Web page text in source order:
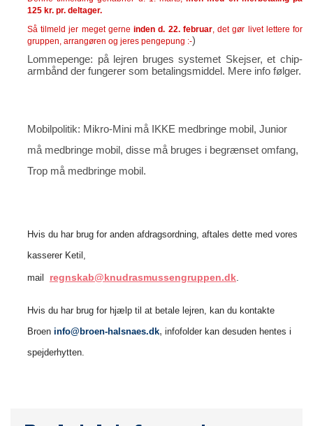
125 kr. pr. deltager.
Så tilmeld jer meget gerneinden d. 22. februar, det gør livet lettere for
gruppen, arrangøren og jeres pengepung :-)
Lommepenge: på lejren bruges systemet Skejser, et chip-
armbånd der fungerer som betalingsmiddel. Mere info følger.
Mobilpolitik: Mikro-Mini må IKKE medbringe mobil, Junior
må medbringe mobil, disse må bruges i begrænset omfang,
Trop må medbringe mobil.
Hvis du har brug for anden afdragsordning, aftales dette med vores
kasserer Ketil,
mail regnskab@knudrasmussengruppen.dk
Hvis du har brug for hjælp til at betale lejren, kan du kontakte
Broen info@broen-halsnaes.dk, infofolder kan desuden hentes i
spejderhytten.